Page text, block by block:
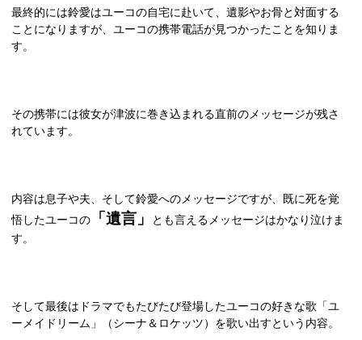
最終的には鈴愛はユーコの自宅に赴いて、遺影やお骨と対面する
ことになりますが、ユーコの携帯電話が見つかったことを知りま
す。
その携帯には彼女が津波に巻き込まれる直前のメッセージが残さ
れています。
内容は息子や夫、そして鈴愛へのメッセージですが、既に死を覚
悟したユーコの
「遺言」
とも言えるメッセージはかなり泣けま
す。
そして最後はドラマでもたびたび登場したユーコの好きな歌「ユ
ーメイドリーム」（シーナ＆ロケッツ）を歌い出すという内容。